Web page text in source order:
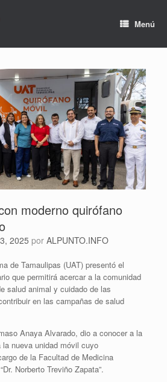
Menú
moderno quirófano
2025 por ALPUNTO.INFO
de Tamaulipas (UAT) presentó el
que permitirá acercar a la comunidad
salud animal y cuidado de las
en las campañas de salud
Anaya Alvarado, dio a conocer a la
nueva unidad móvil cuyo
de la Facultad de Medicina
Norberto Treviño Zapata”.